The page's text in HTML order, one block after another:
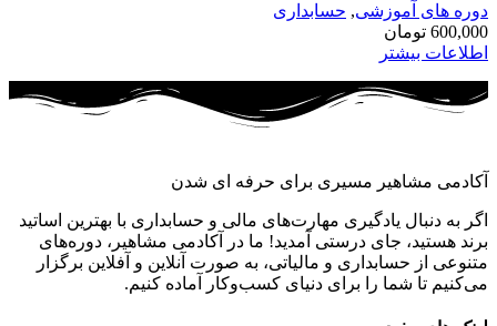
دوره های آموزشی, حسابداری
600,000 تومان
اطلاعات بیشتر
آکادمی مشاهیر مسیری برای حرفه ای شدن
اگر به دنبال یادگیری مهارت‌های مالی و حسابداری با بهترین اساتید
برند هستید، جای درستی آمدید! ما در آکادمی مشاهیر، دوره‌های
متنوعی از حسابداری و مالیاتی، به صورت آنلاین و آفلاین برگزار
می‌کنیم تا شما را برای دنیای کسب‌وکار آماده کنیم.